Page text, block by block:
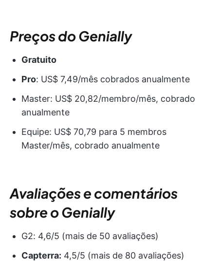
Preços do Genially
Gratuito
Pro: US$ 7,49/mês cobrados anualmente
Master: US$ 20,82/membro/mês, cobrado
anualmente
Equipe: US$ 70,79 para 5 membros
Master/mês, cobrado anualmente
Avaliações e comentários
sobre o Genially
G2: 4,6/5 (mais de 50 avaliações)
Capterra: 4,5/5 (mais de 80 avaliações)